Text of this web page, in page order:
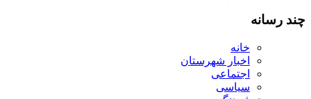
چند رسانه
خانه
اخبار شهرستان
اجتماعی
سیاسی